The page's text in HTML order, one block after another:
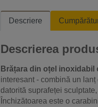
Descriere
Descrierea
Brățara din oțel inoxidabil
interesant - combină un
datorită suprafeței
Închizătoarea este o